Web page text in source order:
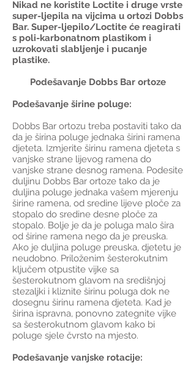
Nikad ne koristite Loctite i druge vrste
super-ljepila na vijcima u ortozi Dobbs
Bar. Super-ljepilo/Loctite će reagirati
s poli-karbonatnom plastikom i
uzrokovati slabljenje i pucanje
plastike.
Podešavanje Dobbs Bar ortoze
Podešavanje širine poluge:
Dobbs Bar ortozu treba postaviti tako da
da je širina poluge jednaka širini ramena
djeteta. Izmjerite širinu ramena djeteta s
vanjske strane lijevog ramena do
vanjske strane desnog ramena. Podesite
duljinu Dobbs Bar ortoze tako da je
duljina poluge jednaka vašem mjerenju
širine ramena, od sredine lijeve ploče za
stopalo do sredine desne ploče za
stopalo. Bolje je da je poluga malo šira
od širine ramena nego da je preuska.
Ako je duljina poluge preuska, djetetu je
neudobno. Priloženim šesterokutnim
ključem otpustite vijke sa
šesterokutnom glavom na središnjoj
stezaljki i kliznite širinu poluga dok ne
dosegnu širinu ramena djeteta. Kad je
širina ispravna, ponovno zategnite vijke
sa šesterokutnom glavom kako bi
poluge sjele čvrsto na mjesto.
Podešavanje vanjske rotacije: